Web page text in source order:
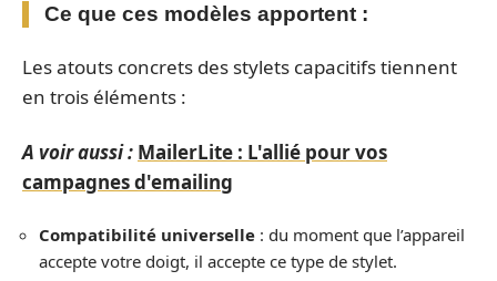
Ce que ces modèles apportent :
Les atouts concrets des stylets capacitifs tiennent
en trois éléments :
A voir aussi : MailerLite : L'allié pour vos
campagnes d'emailing
Compatibilité universelle : du moment que l’appareil
accepte votre doigt, il accepte ce type de stylet.